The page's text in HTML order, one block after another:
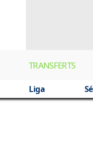
TRANSFERTS
Liga